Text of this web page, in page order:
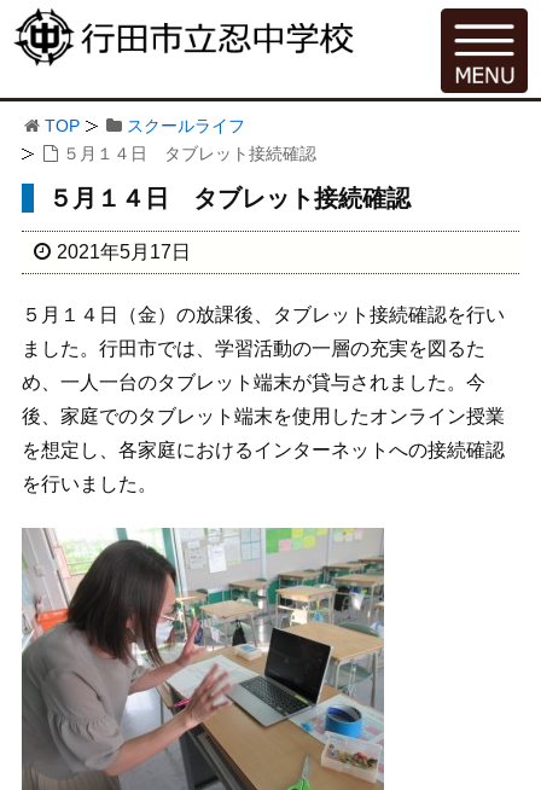
TOP
スクールライフ
５月１４日 タブレット接続確認
５月１４日 タブレット接続確認
2021年5月17日
５月１４日（金）の放課後、タブレット接続確認を行い
ました。行田市では、学習活動の一層の充実を図るた
め、一人一台のタブレット端末が貸与されました。今
後、家庭でのタブレット端末を使用したオンライン授業
を想定し、各家庭におけるインターネットへの接続確認
を行いました。